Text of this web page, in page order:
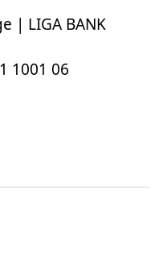
| LIGA BANK
1001 06